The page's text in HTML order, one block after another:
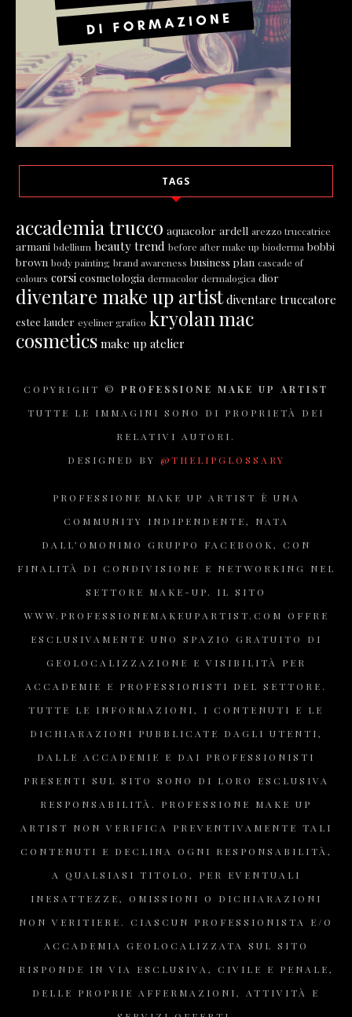
TAGS
accademia trucco aquacolor ardell arezzo truccatrice
armani bdellium beauty trend before after make up bioderma bobbi
brown body painting brand awareness business plan cascade of
colours corsi cosmetologia dermacolor dermalogica dior
diventare make up artist diventare truccatore
estee lauder eyeliner grafico kryolanmac
cosmetics make up atelier
COPYRIGHT © PROFESSIONE MAKE UP ARTIST
TUTTE LE IMMAGINI SONO DI PROPRIETÀ DEI
RELATIVI AUTORI.
DESIGNED BY @THELIPGLOSSARY
PROFESSIONE MAKE UP ARTIST È UNA
COMMUNITY INDIPENDENTE, NATA
DALL’OMONIMO GRUPPO FACEBOOK, CON
FINALITÀ DI CONDIVISIONE E NETWORKING NEL
SETTORE MAKE-UP. IL SITO
WWW.PROFESSIONEMAKEUPARTIST.COM OFFRE
ESCLUSIVAMENTE UNO SPAZIO GRATUITO DI
GEOLOCALIZZAZIONE E VISIBILITÀ PER
ACCADEMIE E PROFESSIONISTI DEL SETTORE.
TUTTE LE INFORMAZIONI, I CONTENUTI E LE
DICHIARAZIONI PUBBLICATE DAGLI UTENTI,
DALLE ACCADEMIE E DAI PROFESSIONISTI
PRESENTI SUL SITO SONO DI LORO ESCLUSIVA
RESPONSABILITÀ. PROFESSIONE MAKE UP
ARTIST NON VERIFICA PREVENTIVAMENTE TALI
CONTENUTI E DECLINA OGNI RESPONSABILITÀ,
A QUALSIASI TITOLO, PER EVENTUALI
INESATTEZZE, OMISSIONI O DICHIARAZIONI
NON VERITIERE. CIASCUN PROFESSIONISTA E/O
ACCADEMIA GEOLOCALIZZATA SUL SITO
RISPONDE IN VIA ESCLUSIVA, CIVILE E PENALE,
DELLE PROPRIE AFFERMAZIONI, ATTIVITÀ E